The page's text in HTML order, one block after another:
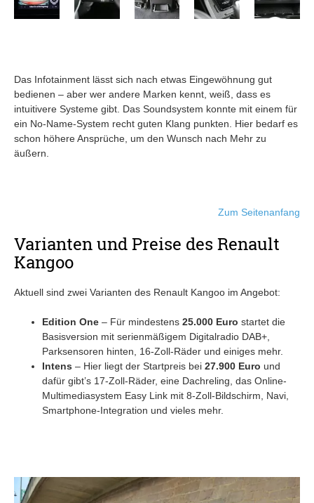
Das Infotainment lässt sich nach etwas Eingewöhnung gut
bedienen – aber wer andere Marken kennt, weiß, dass es
intuitivere Systeme gibt. Das Soundsystem konnte mit einem für
ein No-Name-System recht guten Klang punkten. Hier bedarf es
schon höhere Ansprüche, um den Wunsch nach Mehr zu
äußern.
Zum Seitenanfang
Varianten und Preise des Renault
Kangoo
Aktuell sind zwei Varianten des Renault Kangoo im Angebot:
Edition One – Für mindestens 25.000 Euro startet die
Basisversion mit serienmäßigem Digitalradio DAB+,
Parksensoren hinten, 16-Zoll-Räder und einiges mehr.
Intens – Hier liegt der Startpreis bei 27.900 Euro und
dafür gibt’s 17-Zoll-Räder, eine Dachreling, das Online-
Multimediasystem Easy Link mit 8-Zoll-Bildschirm, Navi,
Smartphone-Integration und vieles mehr.